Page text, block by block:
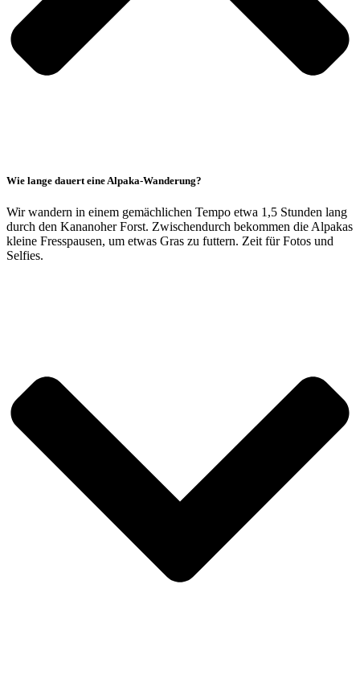
Wie lange dauert eine Alpaka-Wanderung?
Wir wandern in einem gemächlichen Tempo etwa 1,5 Stunden lang
durch den Kananoher Forst. Zwischendurch bekommen die Alpakas
kleine Fresspausen, um etwas Gras zu futtern. Zeit für Fotos und
Selfies.